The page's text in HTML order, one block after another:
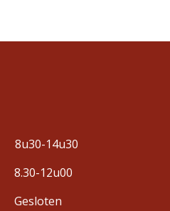
8u30-14u30
8.30-12u00
Gesloten